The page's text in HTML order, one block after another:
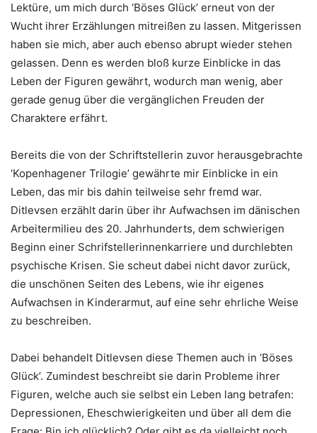
Lektüre, um mich durch ‘Böses Glück’ erneut von der
Wucht ihrer Erzählungen mitreißen zu lassen. Mitgerissen
haben sie mich, aber auch ebenso abrupt wieder stehen
gelassen. Denn es werden bloß kurze Einblicke in das
Leben der Figuren gewährt, wodurch man wenig, aber
gerade genug über die vergänglichen Freuden der
Charaktere erfährt.
Bereits die von der Schriftstellerin zuvor herausgebrachte
‘Kopenhagener Trilogie’ gewährte mir Einblicke in ein
Leben, das mir bis dahin teilweise sehr fremd war.
Ditlevsen erzählt darin über ihr Aufwachsen im dänischen
Arbeitermilieu des 20. Jahrhunderts, dem schwierigen
Beginn einer Schrifstellerinnenkarriere und durchlebten
psychische Krisen. Sie scheut dabei nicht davor zurück,
die unschönen Seiten des Lebens, wie ihr eigenes
Aufwachsen in Kinderarmut, auf eine sehr ehrliche Weise
zu beschreiben.
Dabei behandelt Ditlevsen diese Themen auch in ‘Böses
Glück’. Zumindest beschreibt sie darin Probleme ihrer
Figuren, welche auch sie selbst ein Leben lang betrafen:
Depressionen, Eheschwierigkeiten und über all dem die